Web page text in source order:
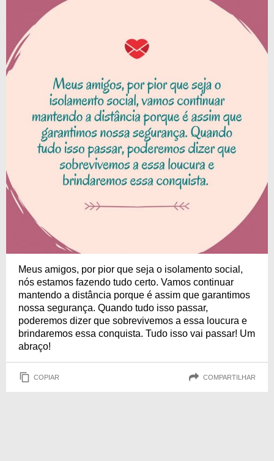
Meus amigos, por pior que seja o isolamento social,
nós estamos fazendo tudo certo. Vamos continuar
mantendo a distância porque é assim que garantimos
nossa segurança. Quando tudo isso passar,
poderemos dizer que sobrevivemos a essa loucura e
brindaremos essa conquista. Tudo isso vai passar! Um
abraço!
COPIAR COMPARTILHAR